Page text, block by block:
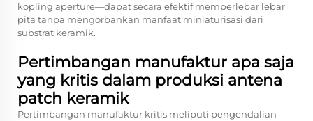
kopling aperture—dapat secara efektif memperlebar lebar
pita tanpa mengorbankan manfaat miniaturisasi dari
substrat keramik.
Pertimbangan manufaktur apa saja
yang kritis dalam produksi antena
patch keramik
Pertimbangan manufaktur kritis meliputi pengendalian